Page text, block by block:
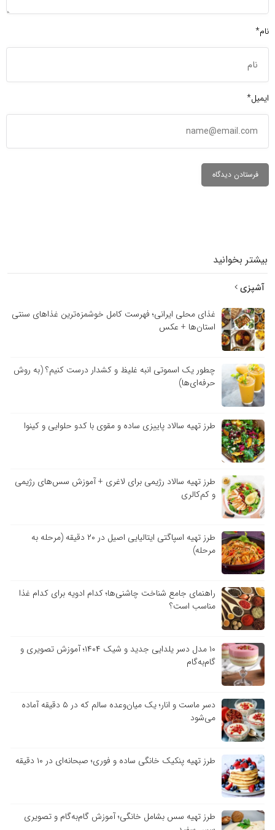
نام*
ایمیل*
بیشتر بخوانید
آشپزی
غذای محلی ایرانی؛ فهرست کامل خوشمزه‌ترین غذاهای سنتی
استان‌ها + عکس
چطور یک اسموتی انبه غلیظ و کشدار درست کنیم؟ (به روش
حرفه‌ای‌ها)
طرز تهیه سالاد پاییزی ساده و مقوی با کدو حلوایی و کینوا
طرز تهیه سالاد رژیمی برای لاغری + آموزش سس‌های رژیمی
و کم‌کالری
طرز تهیه اسپاگتی ایتالیایی اصیل در ۲۰ دقیقه (مرحله به
مرحله)
راهنمای جامع شناخت چاشنی‌ها؛ کدام ادویه برای کدام غذا
مناسب است؟
۱۰ مدل دسر یلدایی جدید و شیک ۱۴۰۴؛ آموزش تصویری و
گام‌به‌گام
دسر ماست و انار؛ یک میان‌وعده سالم که در ۵ دقیقه آماده
می‌شود
طرز تهیه پنکیک خانگی ساده و فوری؛ صبحانه‌ای در ۱۰ دقیقه
طرز تهیه سس بشامل خانگی؛ آموزش گام‌به‌گام و تصویری